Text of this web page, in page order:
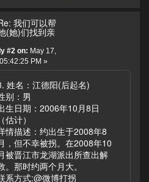
我们可以帮
(她)们找到亲
#2 on: May 17,
PM »
姓名：江德阳(后起名)
别：男
生日期：2006年10月8日
（估计）
情描述：约出生于2008年8
，但不幸被拐。在2008年10
被晋江市龙湖派出所查出解
。那时约两个月大。
系方式:@微博打拐